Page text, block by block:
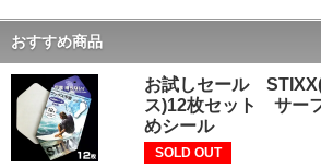
おすすめ商品
お試しセール
ス)12枚セット サー
めシール
SOLD OUT